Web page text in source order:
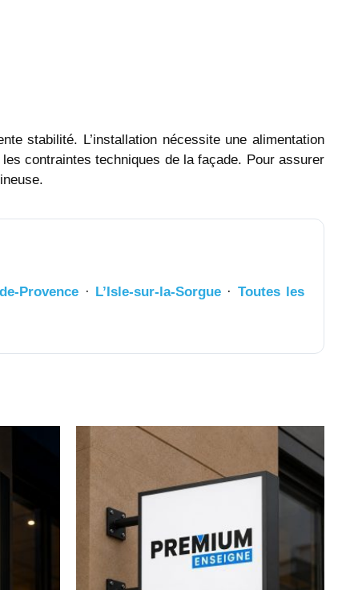
stabilité. L’installation nécessite une alimentation
contraintes techniques de la façade. Pour assurer
Provence · L’Isle-sur-la-Sorgue · Toutes les